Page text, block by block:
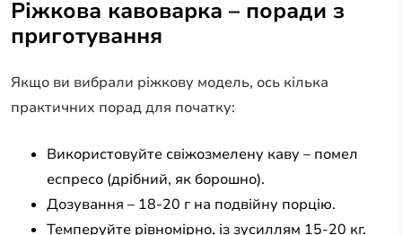
Ріжкова кавоварка – поради з
приготування
Якщо ви вибрали ріжкову модель, ось кілька
практичних порад для початку:
Використовуйте свіжозмелену каву – помел
еспресо (дрібний, як борошно).
Дозування – 18-20 г на подвійну порцію.
Темперуйте рівномірно, із зусиллям 15-20 кг.